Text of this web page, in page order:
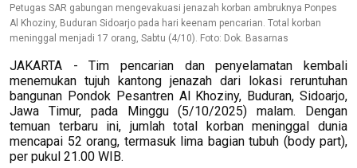
Petugas SAR gabungan mengevakuasi jenazah korban ambruknya Ponpes
Al Khoziny, Buduran Sidoarjo pada hari keenam pencarian. Total korban
meninggal menjadi 17 orang, Sabtu (4/10). Foto: Dok. Basarnas
JAKARTA - Tim pencarian dan penyelamatan kembali
menemukan tujuh kantong jenazah dari lokasi reruntuhan
bangunan Pondok Pesantren Al Khoziny, Buduran, Sidoarjo,
Jawa Timur, pada Minggu (5/10/2025) malam. Dengan
temuan terbaru ini, jumlah total korban meninggal dunia
mencapai 52 orang, termasuk lima bagian tubuh (body part),
per pukul 21.00 WIB.